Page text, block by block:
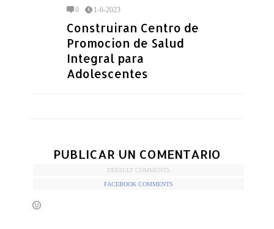
0 1-6-2023
Construiran Centro de
Promocion de Salud
Integral para
Adolescentes
PUBLICAR UN COMENTARIO
DEFAULT COMMENTS
FACEBOOK COMMENTS